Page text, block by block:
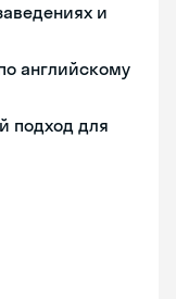
и
английскому
подход для